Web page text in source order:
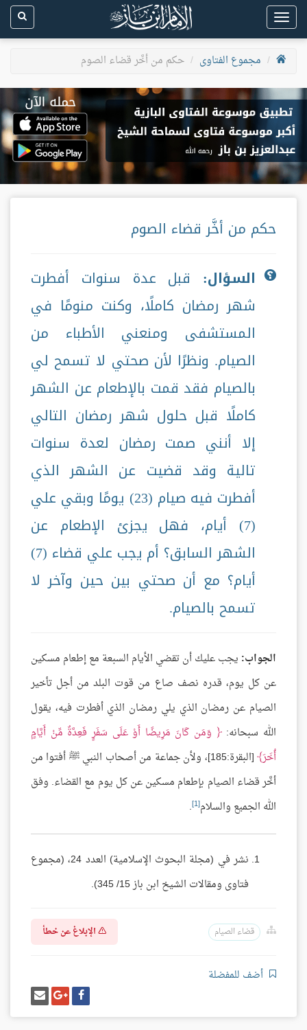
Toggle
navigation
مجموع الفتاوى
حكم من أخَّر قضاء الصوم
حكم من أخَّر قضاء الصوم
السؤال: قبل عدة سنوات أفطرت
شهر رمضان كاملًا، وكنت منومًا في
المستشفى ومنعني الأطباء من
الصيام. ونظرًا لأن صحتي لا تسمح لي
بالصيام فقد قمت بالإطعام عن الشهر
كاملًا قبل حلول شهر رمضان التالي
إلا أنني صمت رمضان لعدة سنوات
تالية وقد قضيت عن الشهر الذي
أفطرت فيه صيام (23) يومًا وبقي علي
(7) أيام، فهل يجزئ الإطعام عن
الشهر السابق؟ أم يجب علي قضاء (7)
أيام؟ مع أن صحتي بين حين وآخر لا
تسمح بالصيام.
الجواب: يجب عليك أن تقضي الأيام السبعة مع إطعام مسكين
عن كل يوم، قدره نصف صاع من قوت البلد من أجل تأخير
الصيام عن رمضان الذي يلي رمضان الذي أفطرت فيه، يقول
الله سبحانه: وَمَن كَانَ مَرِيضًا أَوْ عَلَى سَفَرٍ فَعِدَّةٌ مِّنْ أَيَّامٍ
أُخَرَ
[البقرة:185]، ولأن جماعة من أصحاب النبي ﷺ أفتوا من
أخَّر قضاء الصيام بإطعام مسكين عن كل يوم مع القضاء. وفق
الله الجميع والسلام[1]
.
نشر في (مجلة البحوث الإسلامية) العدد 24، (مجموع
فتاوى ومقالات الشيخ ابن باز 15/ 345).
قضاء الصيام الإبلاغ عن خطأ
أضف للمفضلة
شارك
على
فيسبوك
شارك
على
غوغل
بلس
إرسل
إيميل